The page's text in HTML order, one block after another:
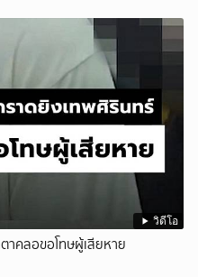
วิดีโอ
าคลอขอโทษผู้เสียหาย